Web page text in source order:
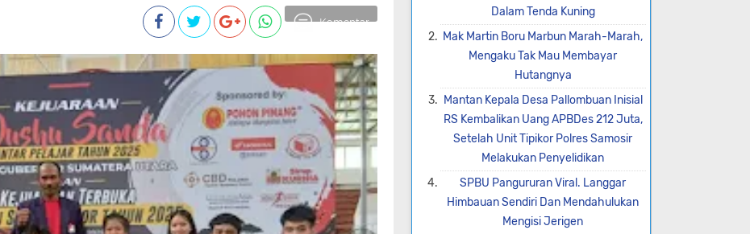
Komentar
Dalam Tenda Kuning
Mak Martin Boru Marbun Marah-Marah,
Mengaku Tak Mau Membayar
Hutangnya
Mantan Kepala Desa Pallombuan Inisial
RS Kembalikan Uang APBDes 212 Juta,
Setelah Unit Tipikor Polres Samosir
Melakukan Penyelidikan
SPBU Pangururan Viral. Langgar
Himbauan Sendiri Dan Mendahulukan
Mengisi Jerigen